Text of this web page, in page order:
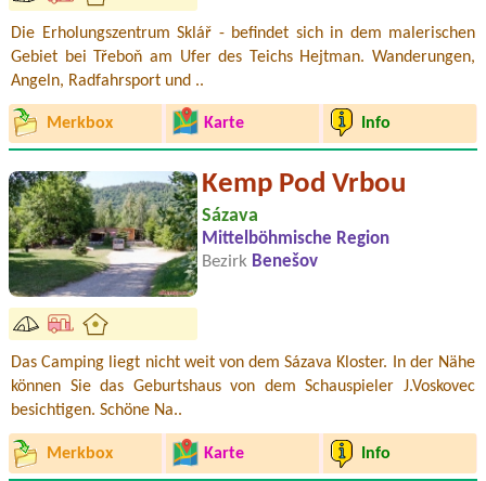
Die Erholungszentrum Sklář - befindet sich in dem malerischen
Gebiet bei Třeboň am Ufer des Teichs Hejtman. Wanderungen,
Angeln, Radfahrsport und ..
Merkbox Karte Info
Kemp Pod Vrbou
Sázava
Mittelböhmische Region
Bezirk Benešov
Das Camping liegt nicht weit von dem Sázava Kloster. In der Nähe
können Sie das Geburtshaus von dem Schauspieler J.Voskovec
besichtigen. Schöne Na..
Merkbox Karte Info